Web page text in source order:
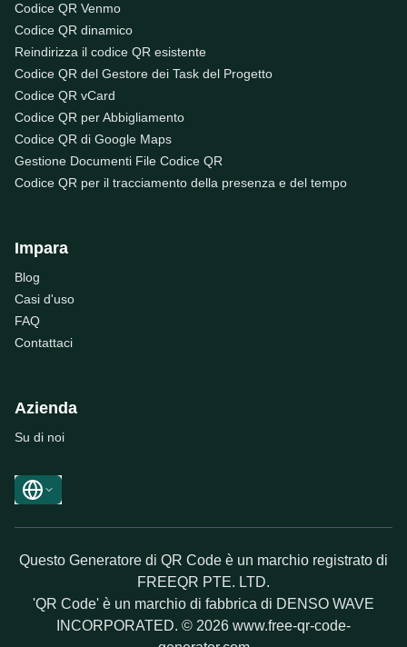
Codice QR Venmo
Codice QR dinamico
Reindirizza il codice QR esistente
Codice QR del Gestore dei Task del Progetto
Codice QR vCard
Codice QR per Abbigliamento
Codice QR di Google Maps
Gestione Documenti File Codice QR
Codice QR per il tracciamento della presenza e del tempo
Impara
Blog
Casi d'uso
FAQ
Contattaci
Azienda
Su di noi
Questo Generatore di QR Code è un marchio registrato di
FREEQR PTE. LTD.
'QR Code' è un marchio di fabbrica di DENSO WAVE
INCORPORATED. © 2026 www.free-qr-code-